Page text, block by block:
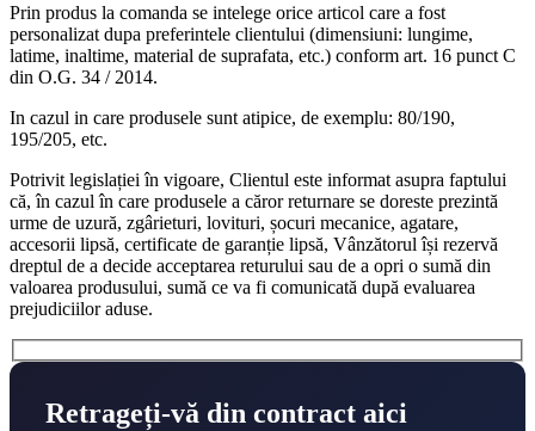
Prin produs la comanda se intelege orice articol care a fost
personalizat dupa preferintele clientului (dimensiuni: lungime,
latime, inaltime, material de suprafata, etc.) conform art. 16 punct C
din O.G. 34 / 2014.
In cazul in care produsele sunt atipice, de exemplu: 80/190,
195/205, etc.
Potrivit legislației în vigoare, Clientul este informat asupra faptului
că, în cazul în care produsele a căror returnare se doreste prezintă
urme de uzură, zgârieturi, lovituri, șocuri mecanice, agatare,
accesorii lipsă, certificate de garanție lipsă, Vânzătorul își rezervă
dreptul de a decide acceptarea returului sau de a opri o sumă din
valoarea produsului, sumă ce va fi comunicată după evaluarea
prejudiciilor aduse.
Retrageți-vă din contract aici